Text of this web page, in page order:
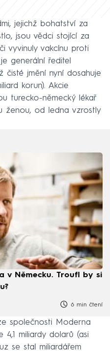
jejichž bohatství za
jsou vědci stojící za
vyvinuly vakcínu proti
generální ředitel
čisté jmění nyní dosahuje
korun). Akcie
turecko-německý lékař
ženou, od ledna vzrostly
v Německu. Troufl by si
6 min čtení
společnosti Moderna
4,1 miliardy dolarů (asi
se stal miliardářem